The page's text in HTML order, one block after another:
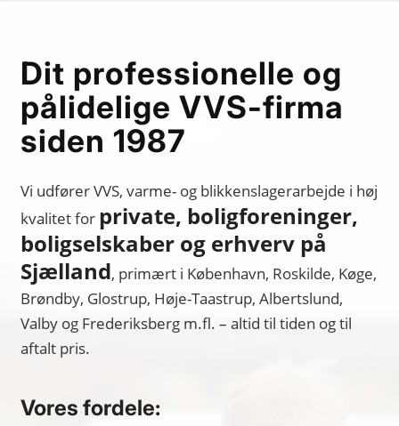
Dit professionelle og
pålidelige VVS-firma
siden 1987
Vi udfører VVS, varme- og blikkenslagerarbejde i høj
kvalitet for private, boligforeninger,
boligselskaber og erhverv på
Sjælland, primært i København, Roskilde, Køge,
Brøndby, Glostrup, Høje-Taastrup, Albertslund,
Valby og Frederiksberg m.fl. – altid til tiden og til
aftalt pris.
Vores fordele: